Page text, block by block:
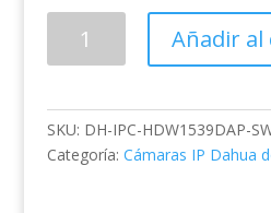
SW-
PV-
Añadir
SKU: DH-IPC-HDW1539DAP-
Categoría: Cámaras IP Dahua